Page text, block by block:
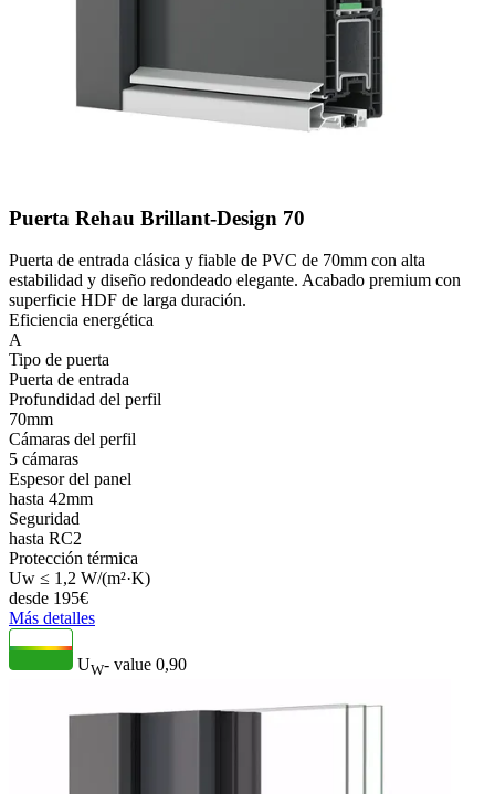
Puerta Rehau Brillant-Design 70
Puerta de entrada clásica y fiable de PVC de 70mm con alta
estabilidad y diseño redondeado elegante. Acabado premium con
superficie HDF de larga duración.
Eficiencia energética
A
Tipo de puerta
Puerta de entrada
Profundidad del perfil
70mm
Cámaras del perfil
5 cámaras
Espesor del panel
hasta 42mm
Seguridad
hasta RC2
Protección térmica
Uw ≤ 1,2 W/(m²·K)
desde 195€
Más detalles
UW- value 0,90